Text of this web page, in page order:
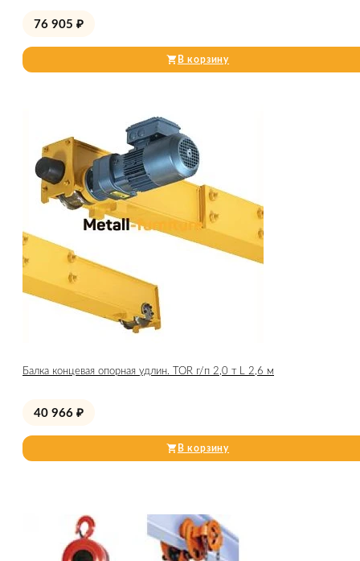
76 905 ₽
В корзину
Балка концевая опорная удлин. TOR г/п 2,0 т L 2,6 м
40 966 ₽
В корзину